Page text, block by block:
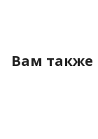
Вам также